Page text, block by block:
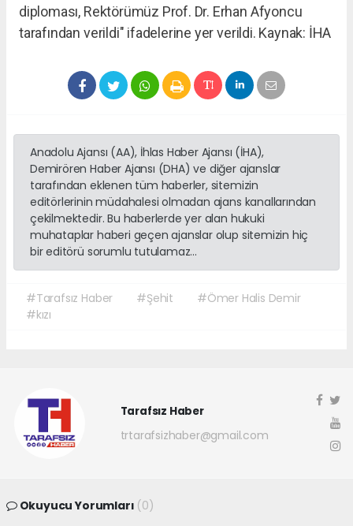
diploması, Rektörümüz Prof. Dr. Erhan Afyoncu
tarafından verildi" ifadelerine yer verildi. Kaynak: İHA
Anadolu Ajansı (AA), İhlas Haber Ajansı (İHA),
Demirören Haber Ajansı (DHA) ve diğer ajanslar
tarafından eklenen tüm haberler, sitemizin
editörlerinin müdahalesi olmadan ajans kanallarından
çekilmektedir. Bu haberlerde yer alan hukuki
muhataplar haberi geçen ajanslar olup sitemizin hiç
bir editörü sorumlu tutulamaz...
#Tarafsız Haber #Şehit
#Ömer Halis Demir
#kızı
Tarafsız Haber
trtarafsizhaber@gmail.com
Okuyucu Yorumları (0)